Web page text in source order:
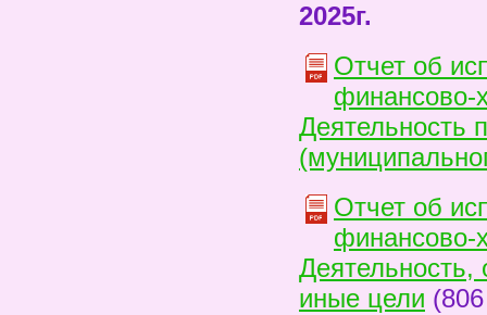
2025г.
Отчет об
финансово-
Деятельность
Отчет об
финансово-
Деятельность,
иные цели